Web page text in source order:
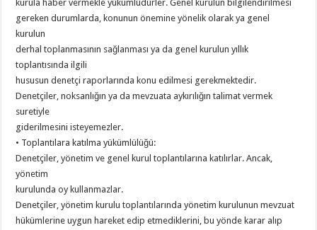
kurula haber vermekle yükümlüdürler. Genel kurulun bilgilendirilmesi
gereken durumlarda, konunun önemine yönelik olarak ya genel
kurulun
derhal toplanmasının sağlanması ya da genel kurulun yıllık
toplantısında ilgili
hususun denetçi raporlarında konu edilmesi gerekmektedir.
Denetçiler, noksanlığın ya da mevzuata aykırılığın talimat vermek
suretiyle
giderilmesini isteyemezler.
• Toplantılara katılma yükümlülüğü:
Denetçiler, yönetim ve genel kurul toplantılarına katılırlar. Ancak,
yönetim
kurulunda oy kullanmazlar.
Denetçiler, yönetim kurulu toplantılarında yönetim kurulunun mevzuat
hükümlerine uygun hareket edip etmediklerini, bu yönde karar alıp